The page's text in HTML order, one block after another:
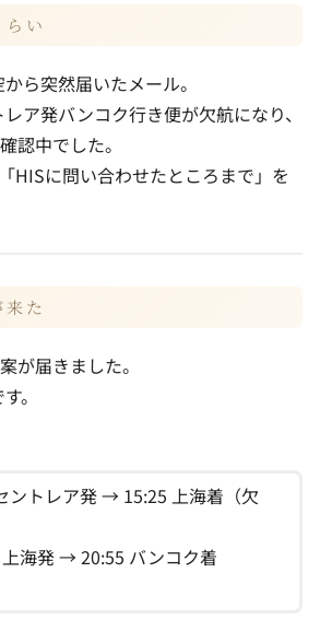
い
ら突然届いたメール。
ア発バンコク行き便が欠航になり、
認中でした。
HISに問い合わせたところまで」を
た
が届きました。
。
トレア発 → 15:25 上海着（欠
海発 → 20:55 バンコク着